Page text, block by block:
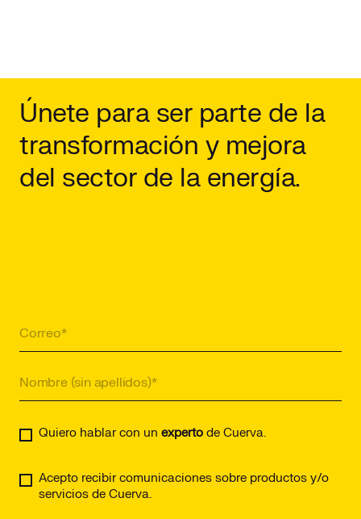
Únete para ser parte de la
transformación y mejora
del sector de la energía.
Quiero hablar con un experto de Cuerva.
Acepto recibir comunicaciones sobre productos y/o
servicios de Cuerva.